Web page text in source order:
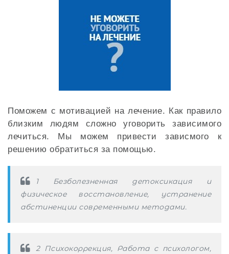
Поможем с мотивацией на лечение. Как правило
близким людям сложно уговорить зависимого
лечиться. Мы можем привести зависмого к
решению обратиться за помощью.
1 Безболезненная детоксикация и
физическое восстановление, устранение
абстиненции современными методами.
2 Психокоррекция, Работа с психологом,